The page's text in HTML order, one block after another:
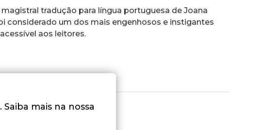
tradução para língua portuguesa de Joana
considerado um dos mais engenhosos e instigantes
aos leitores.
mais na nossa